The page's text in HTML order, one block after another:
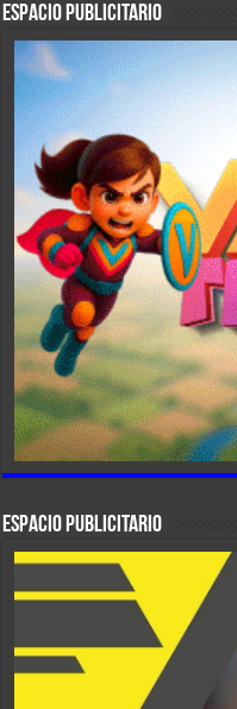
ESPACIO PUBLICITARIO
ESPACIO PUBLICITARIO